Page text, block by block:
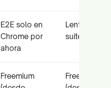
E2E solo en
Chrome por
ahora
Lento con
suites
Freemium
Freemium